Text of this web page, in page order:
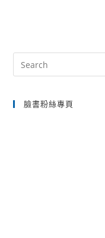
臉書粉絲專頁